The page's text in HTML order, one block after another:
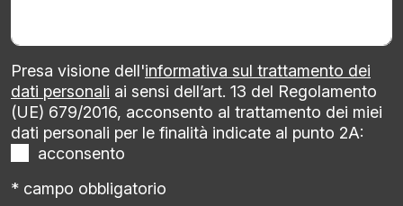
Presa visione dell'informativa sul trattamento dei
dati personali ai sensi dell’art. 13 del Regolamento
(UE) 679/2016, acconsento al trattamento dei miei
dati personali per le finalità indicate al punto 2A:
acconsento
* campo obbligatorio